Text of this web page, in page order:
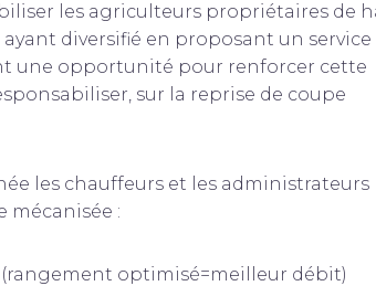
les agriculteurs propriétaires de
diversifié en proposant un service
une opportunité pour renforcer cette
sur la reprise de coupe
les chauffeurs et les administrateurs
mécanisée :
optimisé=meilleur débit)